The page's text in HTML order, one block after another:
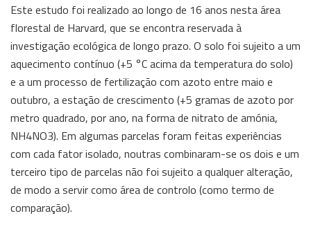
Este estudo foi realizado ao longo de 16 anos nesta área
florestal de Harvard, que se encontra reservada à
investigação ecológica de longo prazo. O solo foi sujeito a um
aquecimento contínuo (+5 °C acima da temperatura do solo)
e a um processo de fertilização com azoto entre maio e
outubro, a estação de crescimento (+5 gramas de azoto por
metro quadrado, por ano, na forma de nitrato de amónia,
NH4NO3). Em algumas parcelas foram feitas experiências
com cada fator isolado, noutras combinaram-se os dois e um
terceiro tipo de parcelas não foi sujeito a qualquer alteração,
de modo a servir como área de controlo (como termo de
comparação).